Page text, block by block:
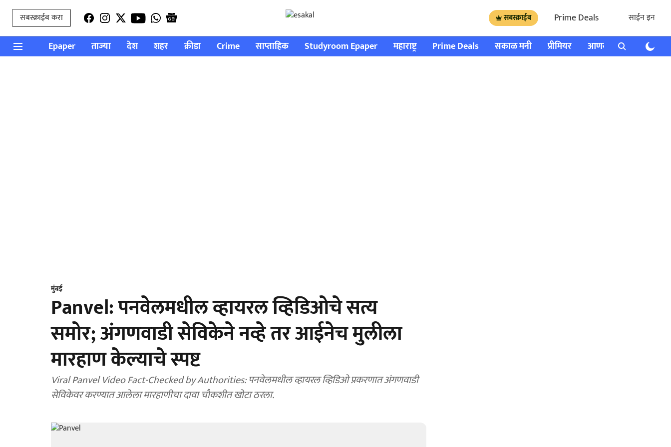
सबस्क्राईब करा सबस्क्राईब Prime Deals साईन इन
Epaper ताज्या देश शहर क्रीडा Crime साप्ताहिक Studyroom Epaper महाराष्ट्र Prime Deals सकाळ मनी प्रीमियर आणखी राशी भविष्य
मुंबई
Panvel: पनवेलमधील व्हायरल व्हिडिओचे सत्य
समोर; अंगणवाडी सेविकेने नव्हे तर आईनेच मुलीला
मारहाण केल्याचे स्पष्ट
Viral Panvel Video Fact-Checked by Authorities: पनवेलमधील व्हायरल व्हिडिओ प्रकरणात अंगणवाडी
सेविकेवर करण्यात आलेला मारहाणीचा दावा चौकशीत खोटा ठरला.